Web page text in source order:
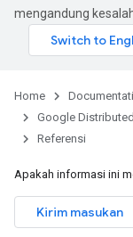
mengandung
Home
Google
Referensi
Apakah informasi ini
Kirim masukan